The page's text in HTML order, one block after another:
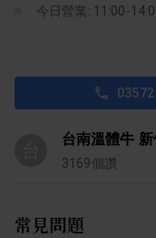
今日營業: 11:00-
台南溫體牛
3169個讚
常見問題